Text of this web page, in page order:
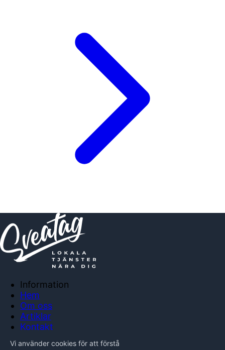
Information
Hem
Om oss
Artiklar
Kontakt
Integritetspolicy
Vi använder cookies för att förstå